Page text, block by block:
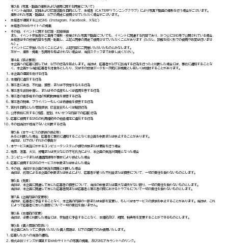
第3条（写真・動画の撮影および使用に関する同意について）
イベント当日は、記録および広報活動を目的として、主催者（CATERPYランニングクラブ）により写真や動画の撮影を行う場合がございます。
撮影された写真・動画は、以下の用途に使用させていただく場合がございます。
主催者が運営する公式SNS（Instagram、Facebook、Xなど）
主催者のWebサイトへの掲載
その他、イベントに関する広報・記録媒体
また、イベント参加者がご自身で撮影・投稿された写真や動画についても、イベントに関連する内容であり、かつ公にSNS等で公開されている場合、
主催者はその投稿内容を引用・転載し、上記と同様の用途で使用させていただくことがあります（ただし、誤解を招く形での使用や改変は行いませ
ん）。
イベントにご参加いただくことにより、上記内容にご同意いただいたものとみなします。
万が一、撮影・掲載・引用等を希望されない場合は、当日スタッフまでお申し出ください。
第4条（禁止事項）
本企画への応募に際しては、以下の行為を禁止します。当社は、応募者が以下に該当する行為を行ったと判断した場合には、事前に通知することな
く、本企画から当該応募者を対象外としたり、又はその投稿データを一次的に非掲載とし若しくは削除することがあります。
本企画の運営を妨げる行為
本規約に違反する行為
第三者に迷惑、不利益、損害、または不快感を与える行為
第三者を誹謗中傷し、またはその名誉もしくは信用を害する行為
第三者の著作権その他の知的財産権を侵害する行為
第三者の財産、プライバシーもしくは肖像権を侵害する行為
営利を目的とした情報提供、広告宣伝もしくは勧誘行為
公序良俗に反する(残虐、差別、わいせつな内容での応募)行為
応募に使用するSNSの利用規約その他各規定に違反する行為
その他当社が相当でないと判断する行為​
第5条（本サービスの提供の停止等）
あると判断した場合、応募者に事前に通知することなく本企画を中断または中止することがあります。
当社は、以下のいずれかの事由が
本サービス実施にかかるコンピュータシステムの保守点検または更新を行う場合
地震、落雷、火災、停電または天災などの不可抗力により、本企画の実施が困難となった場合
コンピュータまたは通信回線等が事故により停止した場合
応募に使用するSNSのサービスが中断または中止した場合
その他、当社が本企画の実施を困難と判断した場合
当社は、前項による本企画の中断または中止により、応募者が被った不利益または損害について、一切の責任を負わないものとします。
第6条（免責）
当社は、本企画に関連して生じた応募者の損害について、当社の故意または重大な過失がない限り、一切の責任を負わないものとします。
当社は、本企画に関連して生じた応募者間または応募者と第三者の間におけるトラブルについて一切の責任を負わないものとします。
第7条（企画内容の変更等）
当社は、応募者に予告することなく、本企画の内容の一部または全部を変更し、もしくは本サービスの提供を中止することがあります。当社は、これ
によって応募者に生じた損害について一切の責任を負いません。
第8条（本規約の変更）
当社は、必要と判断した場合には、参加者に予告することなく、本規約及び、期間、特典等を変更することができるものとします。
第9条（個人情報の取扱い）
本企画にあたってご提供いただいた個人情報は、以下の目的でのみ使用いたします。
応募した方への当落の通知。
株式会社ツインズが運営するWebサイトへの写真の掲載、及びSNSアカウントへのリンク。